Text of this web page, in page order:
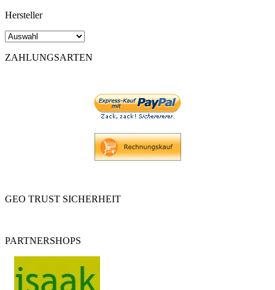
Hersteller
ZAHLUNGSARTEN
GEO TRUST SICHERHEIT
PARTNERSHOPS